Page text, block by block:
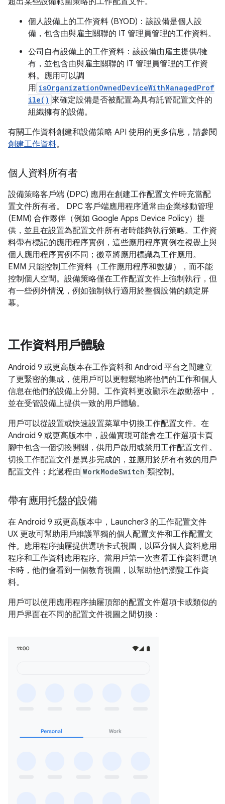
個人設備上的工作資料 (BYOD)：該設備是個人設
備，包含由與雇主關聯的 IT 管理員管理的工作資料。
公司自有設備上的工作資料：該設備由雇主提供/擁
有，並包含由與雇主關聯的 IT 管理員管理的工作資
料。應用可以調
用 isOrganizationOwnedDeviceWithManagedProf
ile() 來確定設備是否被配置為具有託管配置文件的
組織擁有的設備。
有關工作資料創建和設備策略 API 使用的更多信息，請參閱
創建工作資料。
個人資料所有者
設備策略客戶端 (DPC) 應用在創建工作配置文件時充當配
置文件所有者。 DPC 客戶端應用程序通常由企業移動管理
(EMM) 合作夥伴（例如 Google Apps Device Policy）提
供，並且在設置為配置文件所有者時能夠執行策略。工作資
料帶有標記的應用程序實例，這些應用程序實例在視覺上與
個人應用程序實例不同；徽章將應用標識為工作應用。
EMM 只能控制工作資料（工作應用程序和數據），而不能
控制個人空間。設備策略僅在工作配置文件上強制執行，但
有一些例外情況，例如強制執行適用於整個設備的鎖定屏
幕。
工作資料用戶體驗
Android 9 或更高版本在工作資料和 Android 平台之間建立
了更緊密的集成，使用戶可以更輕鬆地將他們的工作和個人
信息在他們的設備上分開。工作資料更改顯示在啟動器中，
並在受管設備上提供一致的用戶體驗。
用戶可以從設置或快速設置菜單中切換工作配置文件。在
Android 9 或更高版本中，設備實現可能會在工作選項卡頁
腳中包含一個切換開關，供用戶啟用或禁用工作配置文件。
切換工作配置文件是異步完成的，並應用於所有有效的用戶
配置文件；此過程由 WorkModeSwitch 類控制。
帶有應用托盤的設備
在 Android 9 或更高版本中，Launcher3 的工作配置文件
UX 更改可幫助用戶維護單獨的個人配置文件和工作配置文
件。應用程序抽屜提供選項卡式視圖，以區分個人資料應用
程序和工作資料應用程序。當用戶第一次查看工作資料選項
卡時，他們會看到一個教育視圖，以幫助他們瀏覽工作資
料。
用戶可以使用應用程序抽屜頂部的配置文件選項卡或類似的
用戶界面在不同的配置文件視圖之間切換：